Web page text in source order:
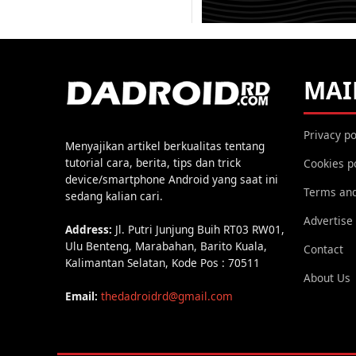
Menyajikan artikel berkualitas tentang
tutorial cara, berita, tips dan trick
device/smartphone Android yang saat ini
sedang kalian cari.
Address: Jl. Putri Junjung Buih RT03 RW01,
Ulu Benteng, Marabahan, Barito Kuala,
Kalimantan Selatan, Kode Pos : 70511
Email: thedadroidrd@gmail.com
Privacy
Cookies
Terms
Advertise
Contact
About Us